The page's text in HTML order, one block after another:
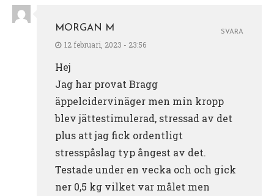
MORGAN M
12 februari, 2023 - 23:56
Hej
Jag har provat Bragg
äppelcidervinäger men min kropp
blev jättestimulerad, stressad av det
plus att jag fick ordentligt
stresspåslag typ ångest av det.
Testade under en vecka och och gick
ner 0,5 kg vilket var målet men
SVARA